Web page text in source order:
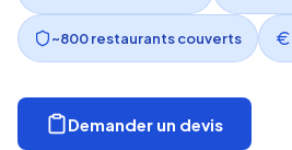
~800 restaurants couverts
Demander un devis